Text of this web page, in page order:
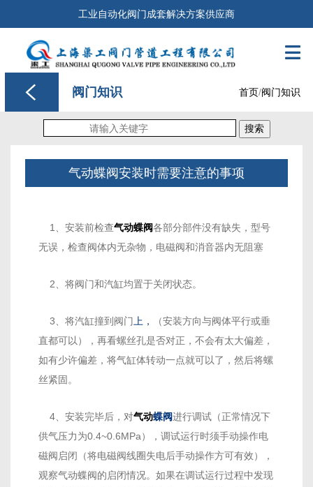
工业自动化阀门成套解决方案供应商

阀门知识 首页/阀门知识
搜索
气动蝶阀安装时需要注意的事项
1、安装前检查气动蝶阀各部分部件没有缺失，型号
无误，检查阀体内无杂物，电磁阀和消音器内无阻塞
2、将阀门和汽缸均置于关闭状态。
3、将汽缸撞到阀门 上，
（安装方向与阀体平行或垂
直都可以），再看螺丝孔是否对正，不会有太大偏差，
如有少许偏差，将气缸体转动一点就可以了，然后将螺
丝紧固。
4、安装完毕后，对气动蝶阀进行调试（正常情况下
供气压力为0.4~0.6MPa），调试运行时须手动操作电
磁阀启闭（将电磁阀线圈失电后手动操作方可有效），
观察气动蝶阀的启闭情况。如果在调试运行过程中发现